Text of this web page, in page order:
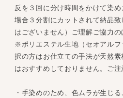
反を３回に分け時間をかけて染
場合３分割にカットされて納品
はございません）ご理解ご協力の
※ポリエステル生地（セオアル
択の方はお仕立ての手法が天然
はおすすめしておりません。ご注
・手染めのため、色ムラが生じる